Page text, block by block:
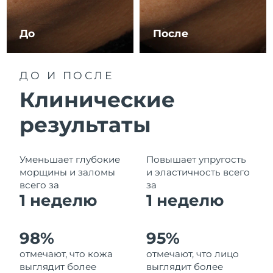
До После
ДО И ПОСЛЕ
Клинические
результаты
Уменьшает глубокие
морщины и заломы
всего за
1 неделю
Повышает упругость
и эластичность всего
за
1 неделю
98%
отмечают, что кожа
выглядит более
95%
отмечают, что лицо
выглядит более
Ливан
Ожидаемая дата доставки
Литва
Ожидаемая дата доставки
Макао (САР)
Ожидаемая дата доставки
Малайзия
Ожидаемая дата доставки
Мальта
Ожидаемая дата доставки
Мексика
Ожидаемая дата доставки